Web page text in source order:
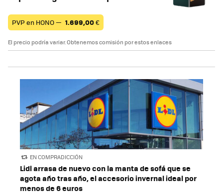
PVP en HONO — 1.699,00€
El precio podría variar. Obtenemos comisión por estos enlaces
EN COMPRADICCIÓN
Lidl arrasa de nuevo con la manta de sofá que se
agota año tras año, el accesorio invernal ideal por
menos de 6 euros